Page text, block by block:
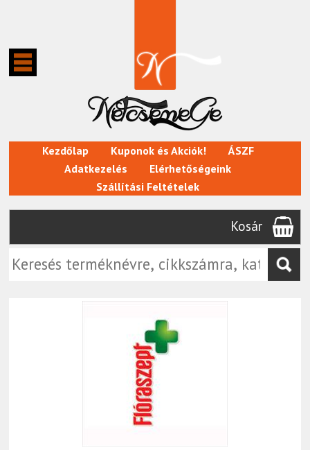
Kezdőlap Kuponok és Akciók!
ÁSZF
Adatkezelés
Elérhetőségeink
Szállítási Feltételek
Kosár